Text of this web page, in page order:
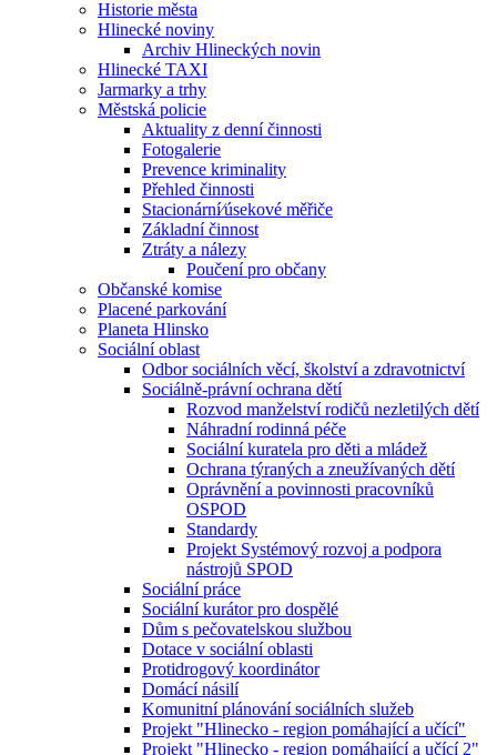
Historie města
Hlinecké noviny
Archiv Hlineckých novin
Hlinecké TAXI
Jarmarky a trhy
Městská policie
Aktuality z denní činnosti
Fotogalerie
Prevence kriminality
Přehled činnosti
Stacionární⁄úsekové měřiče
Základní činnost
Ztráty a nálezy
Poučení pro občany
Občanské komise
Placené parkování
Planeta Hlinsko
Sociální oblast
Odbor sociálních věcí, školství a zdravotnictví
Sociálně-právní ochrana dětí
Rozvod manželství rodičů nezletilých dětí
Náhradní rodinná péče
Sociální kuratela pro děti a mládež
Ochrana týraných a zneužívaných dětí
Oprávnění a povinnosti pracovníků
OSPOD
Standardy
Projekt Systémový rozvoj a podpora
nástrojů SPOD
Sociální práce
Sociální kurátor pro dospělé
Dům s pečovatelskou službou
Dotace v sociální oblasti
Protidrogový koordinátor
Domácí násilí
Komunitní plánování sociálních služeb
Projekt "Hlinecko - region pomáhající a učící"
Projekt "Hlinecko - region pomáhající a učící 2"